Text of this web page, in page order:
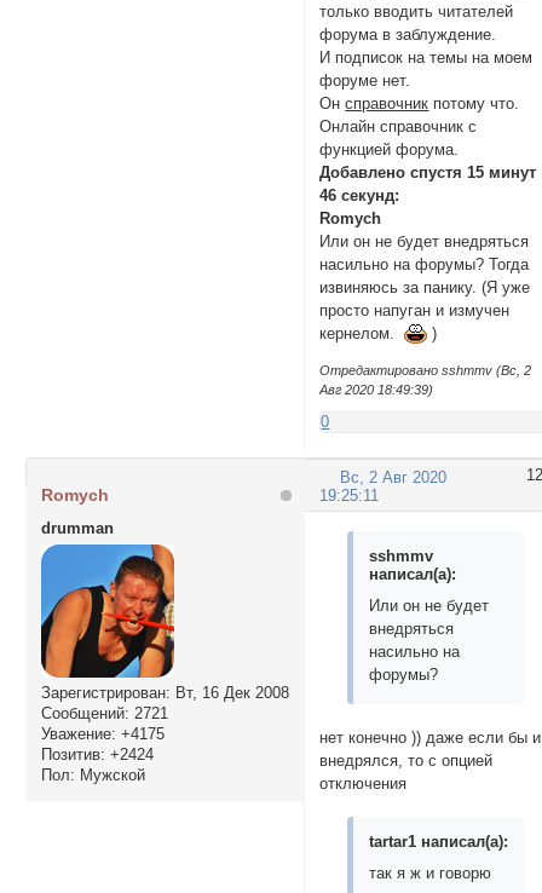
только вводить читателей
форума в заблуждение.
И подписок на темы на моем
форуме нет.
Онсправочник потому что.
Онлайн справочник с
функцией форума.
Добавлено спустя 15 минут
46 секунд:
Romych
Или он не будет внедряться
насильно на форумы? Тогда
извиняюсь за панику. (Я уже
просто напуган и измучен
кернелом.
)
Отредактировано sshmmv (Вс, 2
Авг 2020 18:49:39)
0
12
Вс, 2 Авг 2020
19:25:11
Romych
drumman
Зарегистрирован: Вт, 16 Дек 2008
Сообщений: 2721
Уважение: +4175
Позитив: +2424
Пол: Мужской
sshmmv
написал(а):
Или он не будет
внедряться
насильно на
форумы?
нет конечно )) даже если бы и
внедрялся, то с опцией
отключения
tartar1 написал(а):
так я ж и говорю